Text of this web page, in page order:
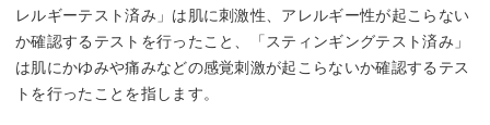
レルギーテスト済み」は肌に刺激性、アレルギー性が起こらない
か確認するテストを行ったこと、「スティンギングテスト済み」
は肌にかゆみや痛みなどの感覚刺激が起こらないか確認するテス
トを行ったことを指します。